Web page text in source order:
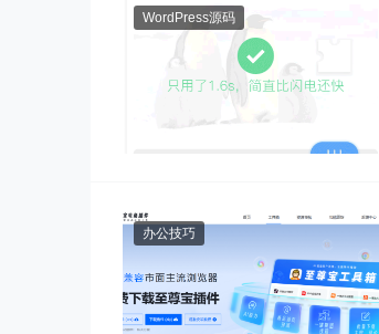
WordPress源码
办公技巧